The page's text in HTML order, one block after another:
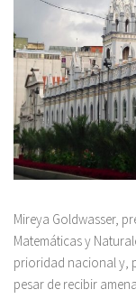
Mireya Goldwasser,
Matemáticas y
prioridad nacional y,
pesar de recibir